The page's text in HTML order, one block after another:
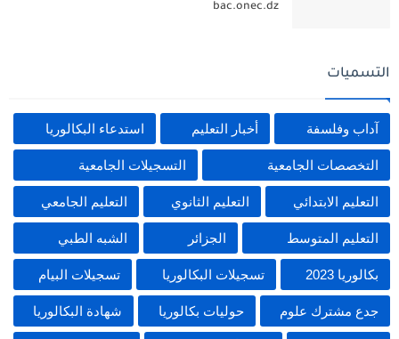
bac.onec.dz
التسميات
آداب وفلسفة أخبار التعليم استدعاء البكالوريا
التخصصات الجامعية التسجيلات الجامعية
التعليم الابتدائي التعليم الثانوي التعليم الجامعي
التعليم المتوسط الجزائر الشبه الطبي
بكالوريا 2023 تسجيلات البكالوريا تسجيلات البيام
جدع مشترك علوم حوليات بكالوريا شهادة البكالوريا